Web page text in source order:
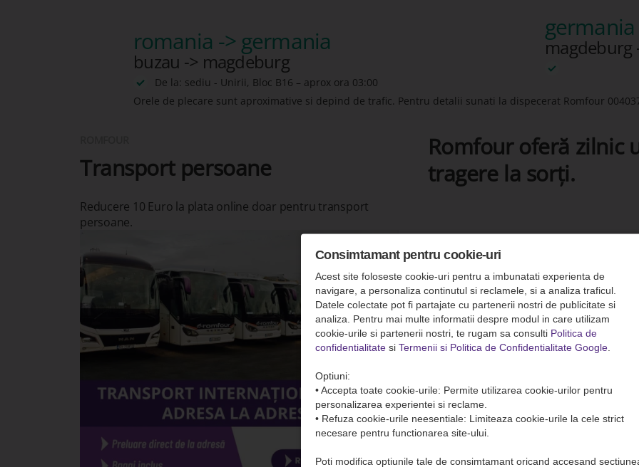
romania -> germania
buzau -> magdeburg
De la: sediu - Unirii, Bloc B16 – aprox ora 03:00
magdeburg
Orele de plecare sunt aproximative si depind de trafic. Pentru detalii sunati la dispecerat Romfour
Transport persoane
Reducere 10 Euro la plata online doar pentru transport
persoane.
Romfour oferă zilnic
tragere la sorți.
Consimtamant pentru cookie-uri
Acest site foloseste cookie-uri pentru a imbunatati experienta de
navigare, a personaliza continutul si reclamele, si a analiza traficul.
Datele colectate pot fi partajate cu partenerii nostri de publicitate si
analiza. Pentru mai multe informatii despre modul in care utilizam
cookie-urile si partenerii nostri, te rugam sa consulti Politica de
confidentialitate si Termenii si Politica de Confidentialitate Google
Optiuni:
• Accepta toate cookie-urile: Permite utilizarea cookie-urilor pentru
personalizarea experientei si reclame.
• Refuza cookie-urile neesentiale: Limiteaza cookie-urile la cele strict
necesare pentru functionarea site-ului.
Poti modifica optiunile tale de consimtamant oricand accesand